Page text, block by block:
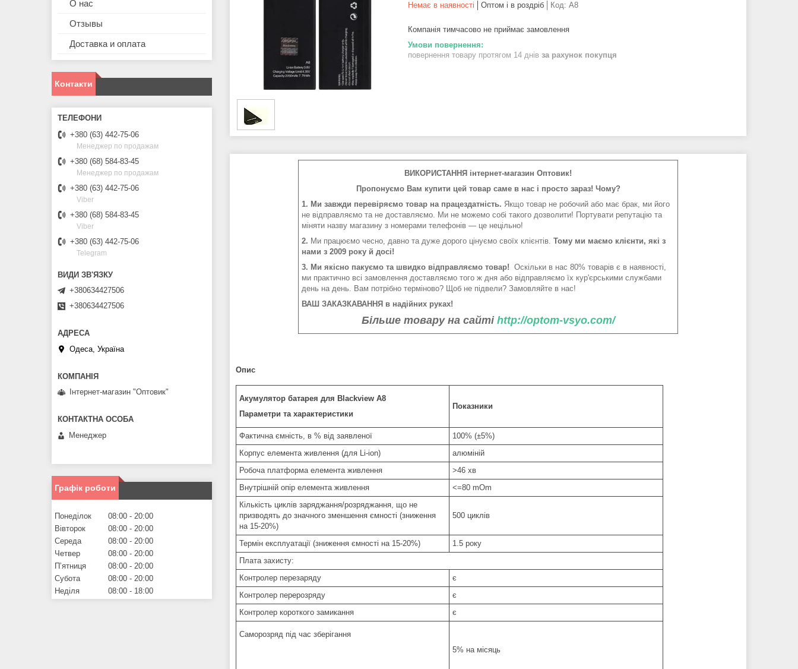
Немає в наявності Оптом і в роздріб Код: A8
Компанія тимчасово не приймає замовлення
повернення товару протягом 14 днів за рахунок покупця
ВИКОРИСТАННЯ інтернет-магазин Оптовик!
Пропонуємо Вам купити цей товар саме в нас і просто зараз! Чому?
1. Ми завжди перевіряємо товар на працездатність. Якщо товар не робочий або має брак, ми його
не відправляємо та не доставляємо. Ми не можемо собі такого дозволити! Портувати репутацію та
міняти назву магазину з номерами телефонів — це нецільно!
2. Ми працюємо чесно, давно та дуже дорого цінуємо своїх клієнтів. Тому ми маємо клієнти, які з
нами з 2009 року й досі!
3. Ми якісно пакуємо та швидко відправляємо товар! Оскільки в нас 80% товарів є в наявності,
ми практично всі замовлення доставляємо того ж дня або відправляємо їх кур'єрськими службами
день на день. Вам потрібно терміново? Щоб не підвели? Замовляйте в нас!
ВАШ ЗАКАЗКАВАННЯ в надійних руках!
Більше товару на сайті http://optom-vsyo.com/
Опис
Акумулятор батарея для Blackview A8
Параметри та характеристики
Показники
Фактична ємність, в % від заявленої
100% (±5%)
Корпус елемента живлення (для Li-ion)
алюміній
Робоча платформа елемента живлення
>46 хв
Внутрішній опір елемента живлення
<=80 mOm
Кількість циклів заряджання/розряджання, що не
призводять до значного зменшення ємності (зниження
на 15-20%)
500 циклів
Термін експлуатації (зниження ємності на 15-20%)
1.5 року
Плата захисту:
Контролер перезаряду
є
Контролер перерозряду
є
Контролер короткого замикання
є
Саморозряд під час зберігання
5% на місяць
О нас
Отзывы
Доставка и оплата
Контакти
+380 (63) 442-75-06
Менеджер по продажам
+380 (68) 584-83-45
Менеджер по продажам
+380 (63) 442-75-06
Viber
+380 (68) 584-83-45
Viber
+380 (63) 442-75-06
Telegram
+380634427506
+380634427506
Одеса, Україна
Інтернет-магазин "Оптовик"
Менеджер
Графік роботи
Понеділок 08:00
20:00
Вівторок
08:00
20:00
Середа
08:00
20:00
Четвер
08:00
20:00
Пʼятниця
08:00
20:00
Субота
08:00
20:00
Неділя
08:00 18:00